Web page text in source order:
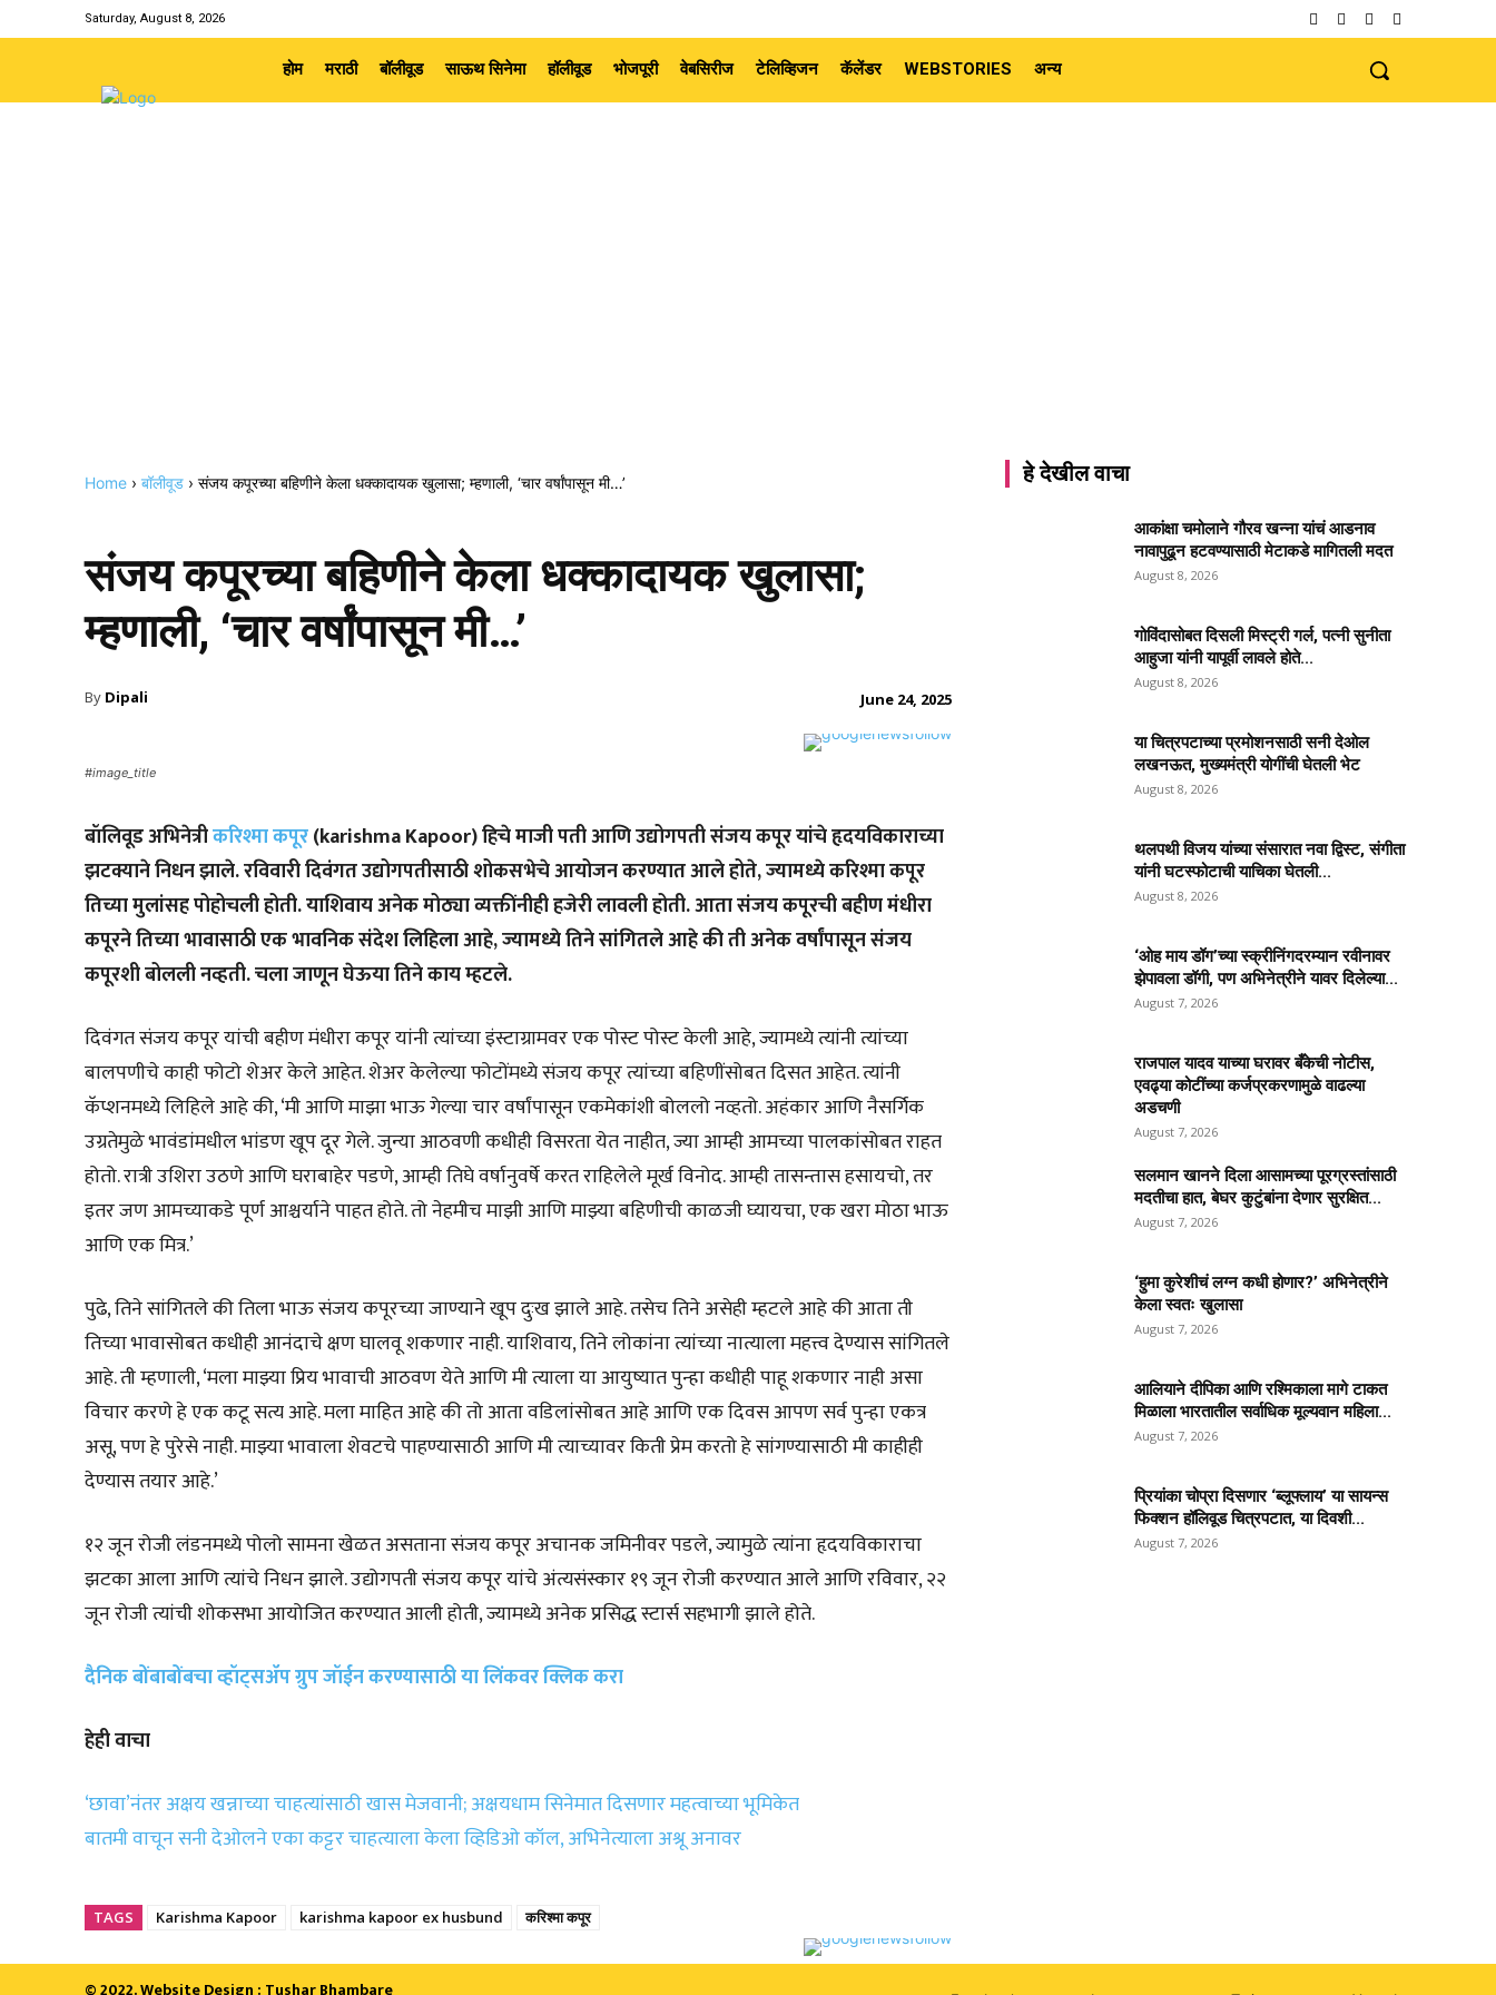
Saturday, August 8, 2026
होम मराठी बॉलीवूड साऊथ सिनेमा हॉलीवूड भोजपूरी वेबसिरीज टेलिव्हिजन कॅलेंडर WEBSTORIES अन्य
Home › बॉलीवूड › संजय कपूरच्या बहिणीने केला धक्कादायक खुलासा; म्हणाली, ‘चार वर्षांपासून मी…’
संजय कपूरच्या बहिणीने केला धक्कादायक खुलासा;
म्हणाली, ‘चार वर्षांपासून मी…’
By Dipali June 24, 2025
#image_title
बॉलिवूड अभिनेत्रीकरिश्मा कपूर(karishma Kapoor) हिचे माजी पती आणि उद्योगपती संजय कपूर यांचे हृदयविकाराच्या
झटक्याने निधन झाले. रविवारी दिवंगत उद्योगपतीसाठी शोकसभेचे आयोजन करण्यात आले होते, ज्यामध्ये करिश्मा कपूर
तिच्या मुलांसह पोहोचली होती. याशिवाय अनेक मोठ्या व्यक्तींनीही हजेरी लावली होती. आता संजय कपूरची बहीण मंधीरा
कपूरने तिच्या भावासाठी एक भावनिक संदेश लिहिला आहे, ज्यामध्ये तिने सांगितले आहे की ती अनेक वर्षांपासून संजय
कपूरशी बोलली नव्हती. चला जाणून घेऊया तिने काय म्हटले.
दिवंगत संजय कपूर यांची बहीण मंधीरा कपूर यांनी त्यांच्या इंस्टाग्रामवर एक पोस्ट पोस्ट केली आहे, ज्यामध्ये त्यांनी त्यांच्या
बालपणीचे काही फोटो शेअर केले आहेत. शेअर केलेल्या फोटोंमध्ये संजय कपूर त्यांच्या बहिणींसोबत दिसत आहेत. त्यांनी
कॅप्शनमध्ये लिहिले आहे की, ‘मी आणि माझा भाऊ गेल्या चार वर्षांपासून एकमेकांशी बोललो नव्हतो. अहंकार आणि नैसर्गिक
उग्रतेमुळे भावंडांमधील भांडण खूप दूर गेले. जुन्या आठवणी कधीही विसरता येत नाहीत, ज्या आम्ही आमच्या पालकांसोबत राहत
होतो. रात्री उशिरा उठणे आणि घराबाहेर पडणे, आम्ही तिघे वर्षानुवर्षे करत राहिलेले मूर्ख विनोद. आम्ही तासन्तास हसायचो, तर
इतर जण आमच्याकडे पूर्ण आश्चर्याने पाहत होते. तो नेहमीच माझी आणि माझ्या बहिणीची काळजी घ्यायचा, एक खरा मोठा भाऊ
आणि एक मित्र.’
पुढे, तिने सांगितले की तिला भाऊ संजय कपूरच्या जाण्याने खूप दुःख झाले आहे. तसेच तिने असेही म्हटले आहे की आता ती
तिच्या भावासोबत कधीही आनंदाचे क्षण घालवू शकणार नाही. याशिवाय, तिने लोकांना त्यांच्या नात्याला महत्त्व देण्यास सांगितले
आहे. ती म्हणाली, ‘मला माझ्या प्रिय भावाची आठवण येते आणि मी त्याला या आयुष्यात पुन्हा कधीही पाहू शकणार नाही असा
विचार करणे हे एक कटू सत्य आहे. मला माहित आहे की तो आता वडिलांसोबत आहे आणि एक दिवस आपण सर्व पुन्हा एकत्र
असू, पण हे पुरेसे नाही. माझ्या भावाला शेवटचे पाहण्यासाठी आणि मी त्याच्यावर किती प्रेम करतो हे सांगण्यासाठी मी काहीही
देण्यास तयार आहे.’
१२ जून रोजी लंडनमध्ये पोलो सामना खेळत असताना संजय कपूर अचानक जमिनीवर पडले, ज्यामुळे त्यांना हृदयविकाराचा
झटका आला आणि त्यांचे निधन झाले. उद्योगपती संजय कपूर यांचे अंत्यसंस्कार १९ जून रोजी करण्यात आले आणि रविवार, २२
जून रोजी त्यांची शोकसभा आयोजित करण्यात आली होती, ज्यामध्ये अनेक प्रसिद्ध स्टार्स सहभागी झाले होते.
दैनिक बोंबाबोंबचा व्हॉट्सॲप ग्रुप जॉईन करण्यासाठी या लिंकवर क्लिक करा
हेही वाचा
‘छावा’नंतर अक्षय खन्नाच्या चाहत्यांसाठी खास मेजवानी; अक्षयधाम सिनेमात दिसणार महत्वाच्या भूमिकेत
बातमी वाचून सनी देओलने एका कट्टर चाहत्याला केला व्हिडिओ कॉल, अभिनेत्याला अश्रू अनावर
TAGS Karishma Kapoor karishma kapoor ex husbund करिश्मा कपूर
हे देखील वाचा
आकांक्षा चमोलाने गौरव खन्ना यांचं आडनाव
नावापुढून हटवण्यासाठी मेटाकडे मागितली मदत
August 8, 2026
गोविंदासोबत दिसली मिस्ट्री गर्ल, पत्नी सुनीता
आहुजा यांनी यापूर्वी लावले होते...
August 8, 2026
या चित्रपटाच्या प्रमोशनसाठी सनी देओल
लखनऊत, मुख्यमंत्री योगींची घेतली भेट
August 8, 2026
थलपथी विजय यांच्या संसारात नवा द्विस्ट, संगीता
यांनी घटस्फोटाची याचिका घेतली...
August 8, 2026
‘ओह माय डॉग’च्या स्क्रीनिंगदरम्यान रवीनावर
झेपावला डॉगी, पण अभिनेत्रीने यावर दिलेल्या...
August 7, 2026
राजपाल यादव याच्या घरावर बँकेची नोटीस,
एवढ्या कोटींच्या कर्जप्रकरणामुळे वाढल्या
अडचणी
August 7, 2026
सलमान खानने दिला आसामच्या पूरग्रस्तांसाठी
मदतीचा हात, बेघर कुटुंबांना देणार सुरक्षित...
August 7, 2026
‘हुमा कुरेशीचं लग्न कधी होणार?’ अभिनेत्रीने
केला स्वतः खुलासा
August 7, 2026
आलियाने दीपिका आणि रश्मिकाला मागे टाकत
मिळाला भारतातील सर्वाधिक मूल्यवान महिला...
August 7, 2026
प्रियांका चोप्रा दिसणार ‘ब्लूफ्लाय’ या सायन्स
फिक्शन हॉलिवूड चित्रपटात, या दिवशी...
August 7, 2026